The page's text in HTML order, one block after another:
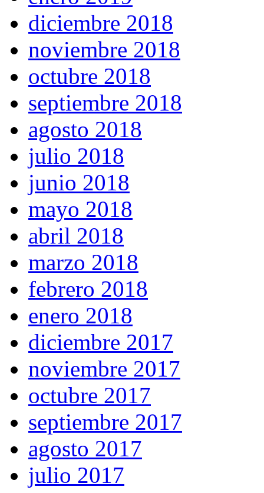
diciembre 2018
noviembre 2018
octubre 2018
septiembre 2018
agosto 2018
julio 2018
junio 2018
mayo 2018
abril 2018
marzo 2018
febrero 2018
enero 2018
diciembre 2017
noviembre 2017
octubre 2017
septiembre 2017
agosto 2017
julio 2017